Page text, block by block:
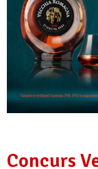
Concurs